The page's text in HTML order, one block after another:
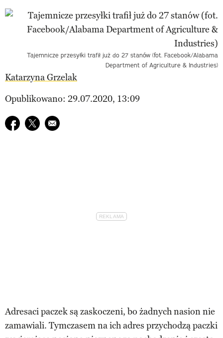
Tajemnicze przesyłki trafił już do 27 stanów (fot. Facebook/Alabama
Department of Agriculture & Industries)
Katarzyna Grzelak
Opublikowano: 29.07.2020, 13:09
Udostępnij na facebook
Udostępnij na twitter
E-mail do przyjaciela
Adresaci paczek są zaskoczeni, bo żadnych nasion nie
zamawiali. Tymczasem na ich adres przychodzą paczki